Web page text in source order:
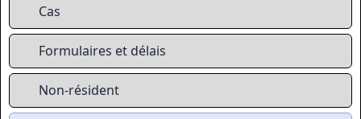
Cas
Formulaires et délais
Non-résident